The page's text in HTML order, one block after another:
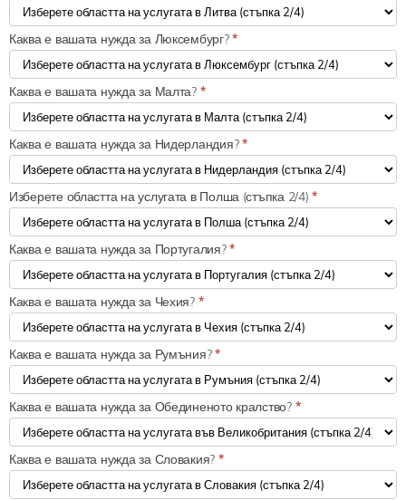
Каква е вашата нужда за Люксембург?*
Каква е вашата нужда за Малта? *
Каква е вашата нужда за Нидерландия?*
Изберете областта на услугата в Полша (стъпка 2/4)*
Каква е вашата нужда за Португалия?*
Каква е вашата нужда за Чехия? *
Каква е вашата нужда за Румъния?*
Каква е вашата нужда за Обединеното кралство? *
Каква е вашата нужда за Словакия? *